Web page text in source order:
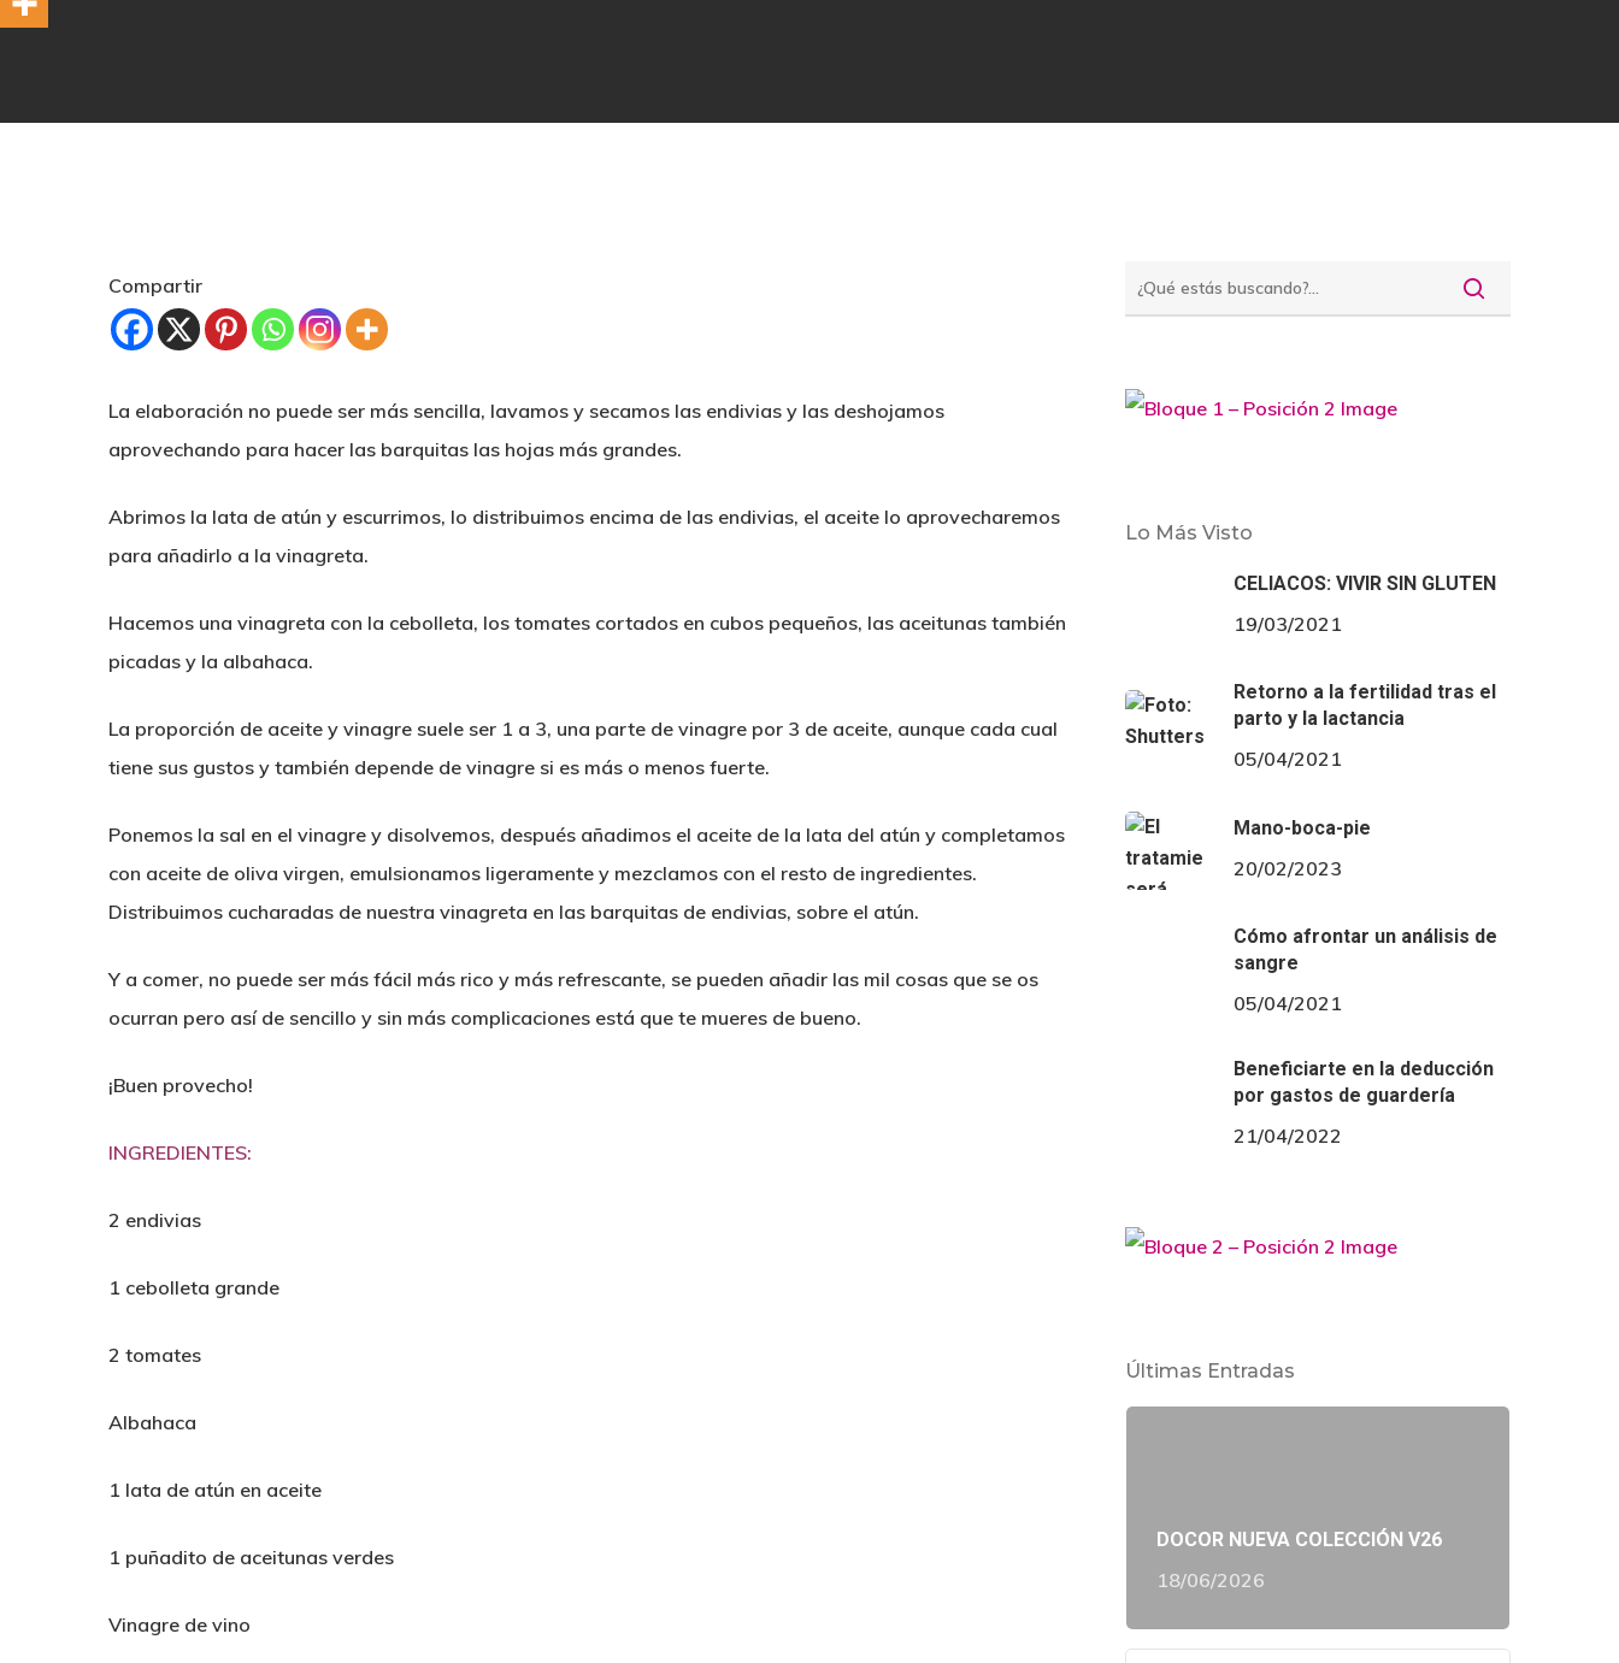
Compartir
La elaboración no puede ser más sencilla, lavamos y secamos las endivias y las deshojamos
aprovechando para hacer las barquitas las hojas más grandes.
Abrimos la lata de atún y escurrimos, lo distribuimos encima de las endivias, el aceite lo aprovecharemos
para añadirlo a la vinagreta.
Hacemos una vinagreta con la cebolleta, los tomates cortados en cubos pequeños, las aceitunas también
picadas y la albahaca.
La proporción de aceite y vinagre suele ser 1 a 3, una parte de vinagre por 3 de aceite, aunque cada cual
tiene sus gustos y también depende de vinagre si es más o menos fuerte.
Ponemos la sal en el vinagre y disolvemos, después añadimos el aceite de la lata del atún y completamos
con aceite de oliva virgen, emulsionamos ligeramente y mezclamos con el resto de ingredientes.
Distribuimos cucharadas de nuestra vinagreta en las barquitas de endivias, sobre el atún.
Y a comer, no puede ser más fácil más rico y más refrescante, se pueden añadir las mil cosas que se os
ocurran pero así de sencillo y sin más complicaciones está que te mueres de bueno.
¡Buen provecho!
INGREDIENTES:
2 endivias
1 cebolleta grande
2 tomates
Albahaca
1 lata de atún en aceite
1 puñadito de aceitunas verdes
Vinagre de vino
Lo Más Visto
CELIACOS: VIVIR SIN GLUTEN
19/03/2021
Retorno a la fertilidad tras el
parto y la lactancia
05/04/2021
Mano-boca-pie
20/02/2023
Cómo afrontar un análisis de
sangre
05/04/2021
Beneficiarte en la deducción
por gastos de guardería
21/04/2022
Últimas Entradas
DOCOR NUEVA COLECCIÓN V26
18/06/2026